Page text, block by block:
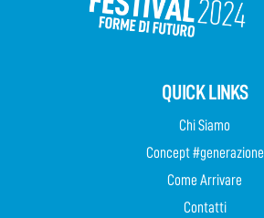
QUICK LINKS
Chi Siamo
Concept #generazione
Come Arrivare
Contatti